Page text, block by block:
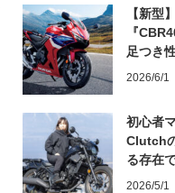
【新型
『
足つき
2026/6/1
初心者
Clutch
る存在
2026/5/1